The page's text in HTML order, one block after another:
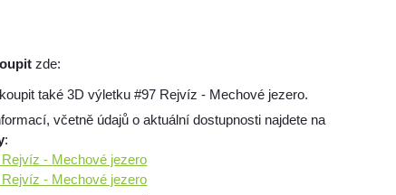
zde:
také 3D výletku #97 Rejvíz - Mechové jezero.
včetně údajů o aktuální dostupnosti najdete na
:
- Mechové jezero
- Mechové jezero